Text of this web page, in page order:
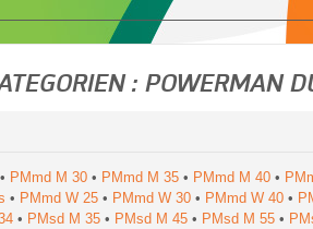
: POWERMAN
• PMmd M 30 • PMmd M 35 • PMmd M 40 •
• PMmd W 25 • PMmd W 30 • PMmd W 40 •
• PMsd M 35 • PMsd M 45 • PMsd M 55 •